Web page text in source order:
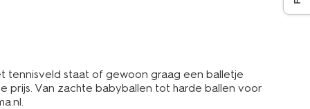
tennisveld staat of gewoon graag een balletje
prijs. Van zachte babyballen tot harde ballen voor